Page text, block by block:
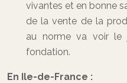
vivantes et en bonne
de la vente de la
au norme va voir le
fondation.
En Ile-de-France :